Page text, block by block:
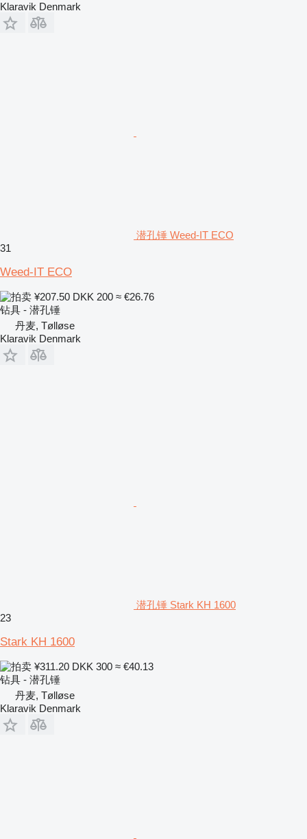
Klaravik Denmark
潜孔锤 Weed-IT ECO
31
Weed-IT ECO
¥207.50 DKK 200 ≈ €26.76
钻具 - 潜孔锤
丹麦, Tølløse
Klaravik Denmark
潜孔锤 Stark KH 1600
23
Stark KH 1600
¥311.20 DKK 300 ≈ €40.13
钻具 - 潜孔锤
丹麦, Tølløse
Klaravik Denmark